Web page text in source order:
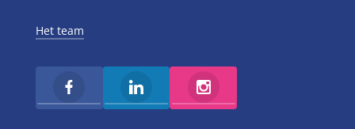
Het team